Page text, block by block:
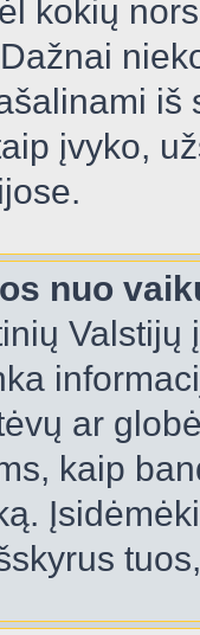
kokių
iš
įvyko,
nuo
ar
kaip